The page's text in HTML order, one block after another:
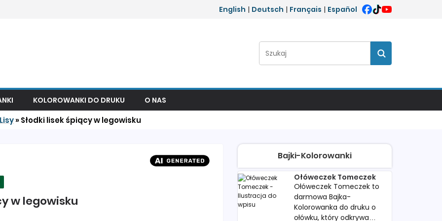
English | Deutsch | Français | Español
Szukaj:
Szukaj
KOLOROWANKI DO DRUKU O NAS
Lisy» Słodki lisek śpiący w legowisku
w legowisku
Bajki-Kolorowanki
Ołóweczek Tomeczek
Ołóweczek Tomeczek to
darmowa Bajka-
Kolorowanka do druku o
ołówku, który odkrywa